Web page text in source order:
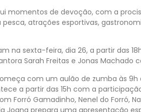
momentos de devoção, com a
atrações esportivas,
na sexta-feira, dia 26, a partir das
Sarah Freitas e Jonas Machado
com um aulão de zumba às
a partir das 15h com a
Forró Gamadinho, Nenel do Forró,
Joana prepara uma apresentação